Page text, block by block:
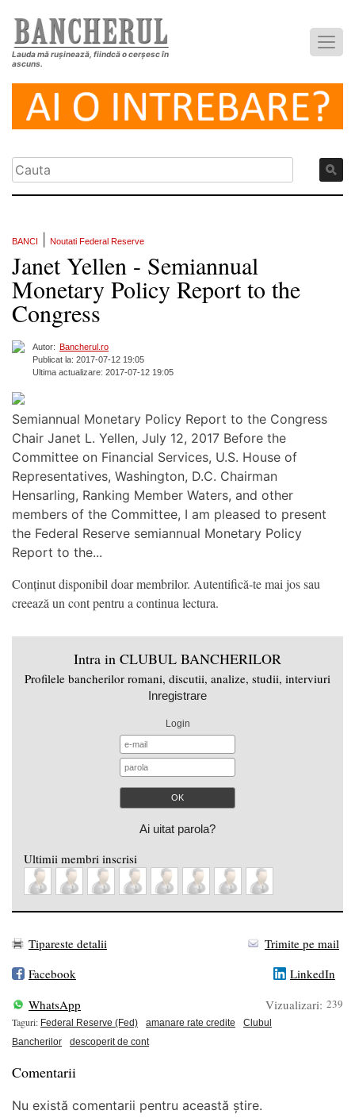
Lauda mă rușinează, fiindcă o cerșesc în
ascuns.
BANCI Noutati Federal Reserve
Janet Yellen - Semiannual
Monetary Policy Report to the
Congress
Autor: Bancherul.ro
Publicat la: 2017-07-12 19:05
Ultima actualizare: 2017-07-12 19:05
Semiannual Monetary Policy Report to the Congress
Chair Janet L. Yellen, July 12, 2017 Before the
Committee on Financial Services, U.S. House of
Representatives, Washington, D.C. Chairman
Hensarling, Ranking Member Waters, and other
members of the Committee, I am pleased to present
the Federal Reserve semiannual Monetary Policy
Report to the...
Conținut disponibil doar membrilor. Autentifică-te mai jos sau
creează un cont pentru a continua lectura.
Intra in CLUBUL BANCHERILOR
Profilele bancherilor romani, discutii, analize, studii, interviuri
Inregistrare
Login
Ai uitat parola?
Ultimii membri inscrisi
Tipareste detalii
Trimite pe mail
Facebook
LinkedIn
WhatsApp
Vizualizari: 239
Taguri: Federal Reserve (Fed) amanare rate credite
Clubul
Bancherilor
descoperit de cont
Comentarii
Nu există comentarii pentru această știre.